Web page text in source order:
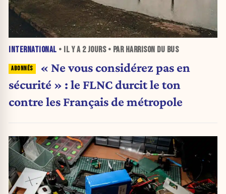
INTERNATIONAL • IL Y A 2 JOURS• PAR HARRISON DU BUS
« Ne vous considérez pas en
sécurité » : le FLNC durcit le ton
contre les Français de métropole